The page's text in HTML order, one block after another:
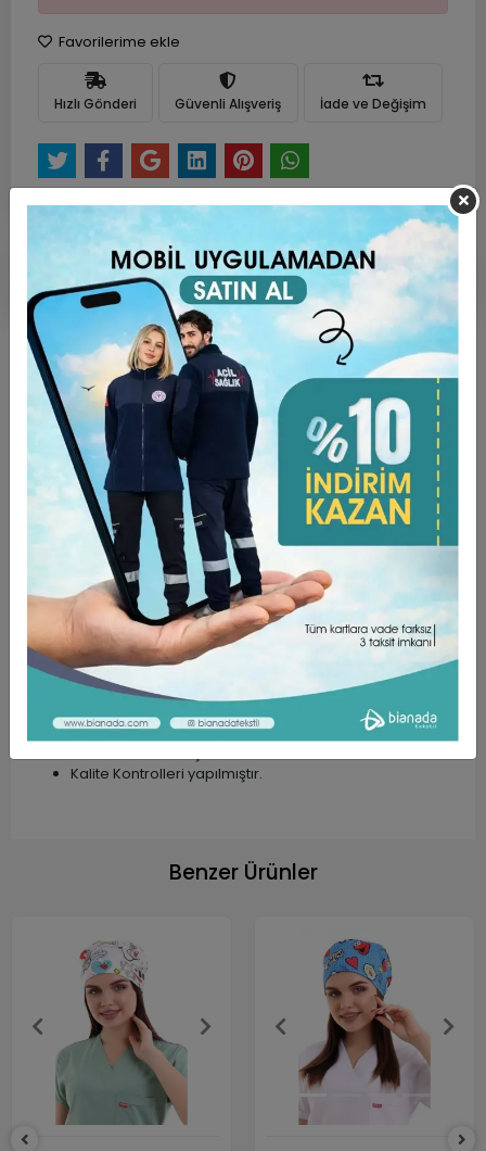
Favorilerime ekle
Hızlı Gönderi Güvenli Alışveriş İade ve Değişim
Ürün Açıklaması Garanti ve Teslimat
Taksit Seçenekleri Yorumlar
ÜRÜN ÖZELLİKLERİ ;
%100 POLYESTER . Dijital baskılıdır.
Bonelerimiz Standart Boyda üretilmektedir.
Arkadan Bağcıklı ve Lastikli yapıya sahiptir. Kafanızdan
düşme yada kayma yapmaz.
Desenli, Nakışlı, Tek Renk ve Tesettür Bone
modellerimiz mevcuttur.
Farklı meslek gruplarının kullanımına uygundur.
Ürün Kumaş Özellikleri
Zaman içinde tüylenme yapmaz. Yüksek oranda nefes
Kalite Kontrolleri yapılmıştır.
Benzer Ürünler